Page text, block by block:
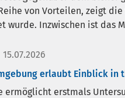
von Vorteilen, zeigt
wurde. Inzwischen ist
15.07.2026
erlaubt Einblick
ermöglicht erstmals